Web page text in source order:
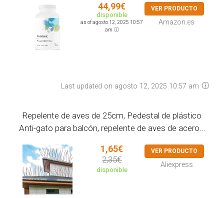
44,99€
disponible
as of agosto 12, 2025 10:57
am
VER PRODUCTO
Amazon.es
Last updated on agosto 12, 2025 10:57 am
Repelente de aves de 25cm, Pedestal de plástico
Anti-gato para balcón, repelente de aves de acero...
1,65€
2,35€
disponible
VER PRODUCTO
Aliexpress